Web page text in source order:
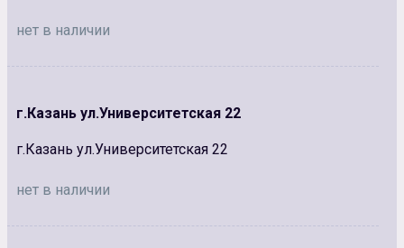
нет в наличии
г.Казань ул.Университетская 22
г.Казань ул.Университетская 22
нет в наличии